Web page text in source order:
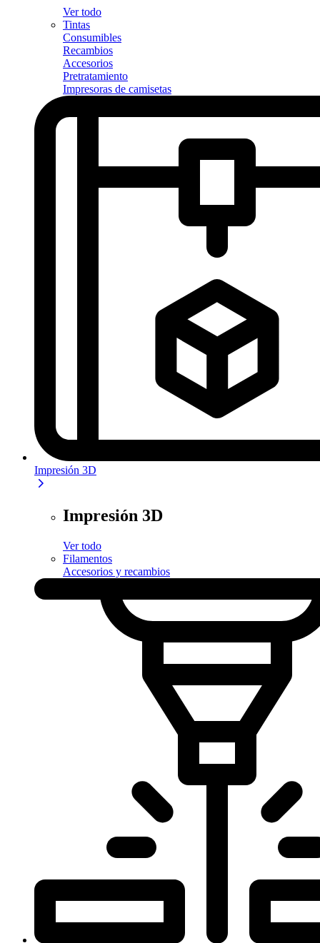
Ver todo
Tintas
Consumibles
Recambios
Accesorios
Pretratamiento
Impresoras de camisetas
Impresión 3D
Impresión 3D
Ver todo
Filamentos
Accesorios y recambios